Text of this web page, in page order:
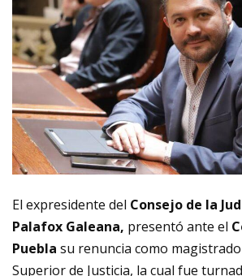
El expresidente del Consejo de la
Palafox Galeana, presentó ante el
Puebla su renuncia como
Superior de Justicia, la cual fue